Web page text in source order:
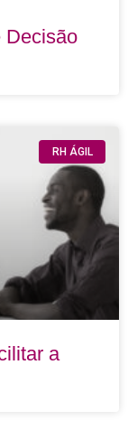
Decisão
RH ÁGIL
a